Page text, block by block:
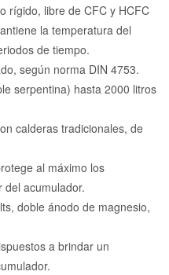
rígido, libre de CFC y HCFC
la temperatura del
de tiempo.
según norma DIN 4753.
serpentina) hasta 2000 litros
calderas tradicionales, de
al máximo los
del acumulador.
doble ánodo de magnesio,
a brindar un